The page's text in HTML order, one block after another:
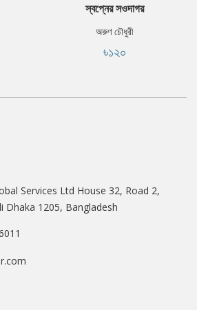
স্বপ্নের সওদাগর
অরুণ চৌধুরী
৳১২০
Services Ltd House 32, Road 2,
Dhaka 1205, Bangladesh